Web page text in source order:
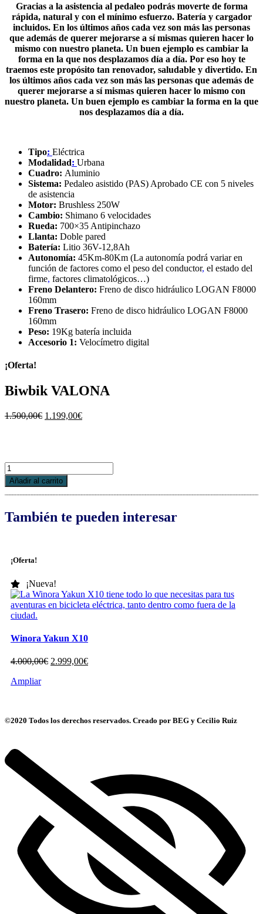
Gracias a la asistencia al pedaleo podrás moverte de forma
rápida, natural y con el mínimo esfuerzo. Batería y cargador
incluidos. En los últimos años cada vez son más las personas
que además de querer mejorarse a sí mismas quieren hacer lo
mismo con nuestro planeta. Un buen ejemplo es cambiar la
forma en la que nos desplazamos día a día. Por eso hoy te
traemos este propósito tan renovador, saludable y divertido. En
los últimos años cada vez son más las personas que además de
querer mejorarse a sí mismas quieren hacer lo mismo con
nuestro planeta. Un buen ejemplo es cambiar la forma en la que
nos desplazamos día a día.
Tipo: Eléctrica
Modalidad: Urbana
Cuadro: Aluminio
Sistema: Pedaleo asistido (PAS) Aprobado CE con 5 niveles
de asistencia
Motor: Brushless 250W
Cambio: Shimano 6 velocidades
Rueda: 700×35 Antipinchazo
Llanta: Doble pared
Batería: Litio 36V-12,8Ah
Autonomía: 45Km-80Km (La autonomía podrá variar en
función de factores como el peso del conductor, el estado del
firme, factores climatológicos…)
Freno Delantero: Freno de disco hidráulico LOGAN F8000
160mm
Freno Trasero: Freno de disco hidráulico LOGAN F8000
160mm
Peso: 19Kg batería incluida
Accesorio 1: Velocímetro digital
¡Oferta!
Biwbik VALONA
1.500,00€ El1.199,00€El
Biwbik
VALONA
cantidad
Añadir al carrito
También te pueden interesar
¡Oferta!
¡Nueva!
Winora Yakun X10
4.000,00€ El
2.999,00€El
Ampliar
©2020 Todos los derechos reservados. Creado por BEG y Cecilio Ruiz